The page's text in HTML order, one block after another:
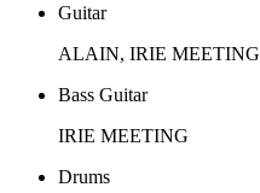
Guitar
ALAIN, IRIE MEETING
Bass Guitar
IRIE MEETING
Drums